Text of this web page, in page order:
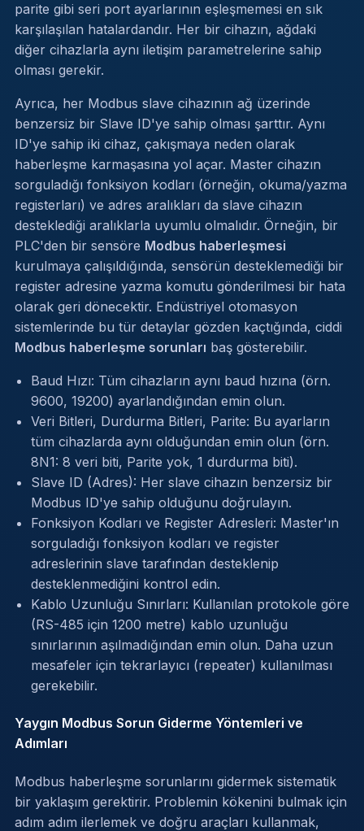
parite gibi seri port ayarlarının eşleşmemesi en sık
karşılaşılan hatalardandır. Her bir cihazın, ağdaki
diğer cihazlarla aynı iletişim parametrelerine sahip
olması gerekir.
Ayrıca, her Modbus slave cihazının ağ üzerinde
benzersiz bir Slave ID'ye sahip olması şarttır. Aynı
ID'ye sahip iki cihaz, çakışmaya neden olarak
haberleşme karmaşasına yol açar. Master cihazın
sorguladığı fonksiyon kodları (örneğin, okuma/yazma
registerları) ve adres aralıkları da slave cihazın
desteklediği aralıklarla uyumlu olmalıdır. Örneğin, bir
PLC'den bir sensöre Modbus haberleşmesi
kurulmaya çalışıldığında, sensörün desteklemediği bir
register adresine yazma komutu gönderilmesi bir hata
olarak geri dönecektir. Endüstriyel otomasyon
sistemlerinde bu tür detaylar gözden kaçtığında, ciddi
Modbus haberleşme sorunları baş gösterebilir.
Baud Hızı: Tüm cihazların aynı baud hızına (örn.
9600, 19200) ayarlandığından emin olun.
Veri Bitleri, Durdurma Bitleri, Parite: Bu ayarların
tüm cihazlarda aynı olduğundan emin olun (örn.
8N1: 8 veri biti, Parite yok, 1 durdurma biti).
Slave ID (Adres): Her slave cihazın benzersiz bir
Modbus ID'ye sahip olduğunu doğrulayın.
Fonksiyon Kodları ve Register Adresleri: Master'ın
sorguladığı fonksiyon kodları ve register
adreslerinin slave tarafından desteklenip
desteklenmediğini kontrol edin.
Kablo Uzunluğu Sınırları: Kullanılan protokole göre
(RS-485 için 1200 metre) kablo uzunluğu
sınırlarının aşılmadığından emin olun. Daha uzun
mesafeler için tekrarlayıcı (repeater) kullanılması
gerekebilir.
Yaygın Modbus Sorun Giderme Yöntemleri ve
Adımları
Modbus haberleşme sorunlarını gidermek sistematik
bir yaklaşım gerektirir. Problemin kökenini bulmak için
adım adım ilerlemek ve doğru araçları kullanmak,